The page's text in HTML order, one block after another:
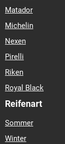
Matador
Michelin
Nexen
Pirelli
Riken
Royal Black
Reifenart
Sommer
Winter